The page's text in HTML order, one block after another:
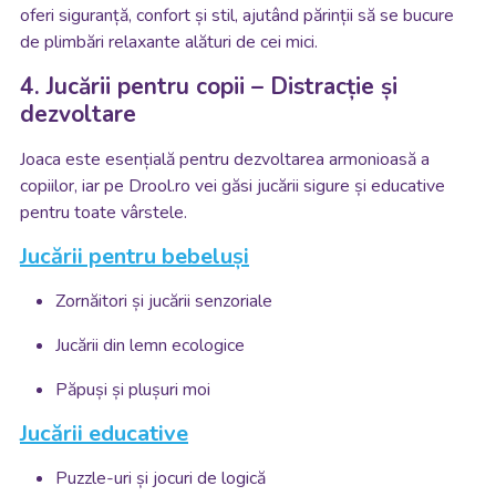
oferi siguranță, confort și stil, ajutând părinții să se bucure
de plimbări relaxante alături de cei mici.
4. Jucării pentru copii – Distracție și
dezvoltare
Joaca este esențială pentru dezvoltarea armonioasă a
copiilor, iar pe Drool.ro vei găsi jucării sigure și educative
pentru toate vârstele.
Jucării pentru bebeluși
Zornăitori și jucării senzoriale
Jucării din lemn ecologice
Păpuși și plușuri moi
Jucării educative
Puzzle-uri și jocuri de logică